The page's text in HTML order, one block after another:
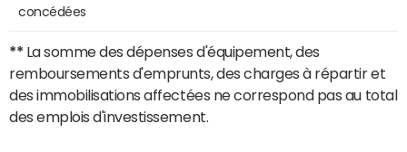
concédées
** La somme des dépenses d'équipement, des
remboursements d'emprunts, des charges à répartir et
des immobilisations affectées ne correspond pas au total
des emplois d'investissement.